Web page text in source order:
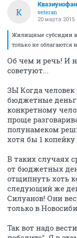
К
veteran
20 марта 2015
Жилищные субсидии
только не облагаются
Об чем и речь! И
советуют...
ЗЫ Когда человек
бюджетные
конкретному
проще
полунамеком
хотя бы 1
В таких случаях
от бюджетных
отщипнуть хоть
следующий же
Силуанов! Они
только в
Так вот надо